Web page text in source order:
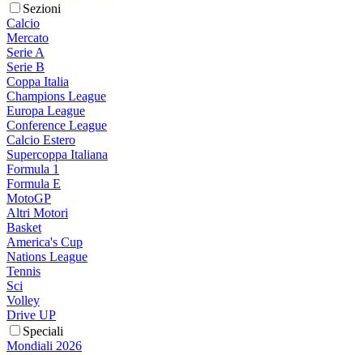
Sezioni
Calcio
Mercato
Serie A
Serie B
Coppa Italia
Champions League
Europa League
Conference League
Calcio Estero
Supercoppa Italiana
Formula 1
Formula E
MotoGP
Altri Motori
Basket
America's Cup
Nations League
Tennis
Sci
Volley
Drive UP
Speciali
Mondiali 2026